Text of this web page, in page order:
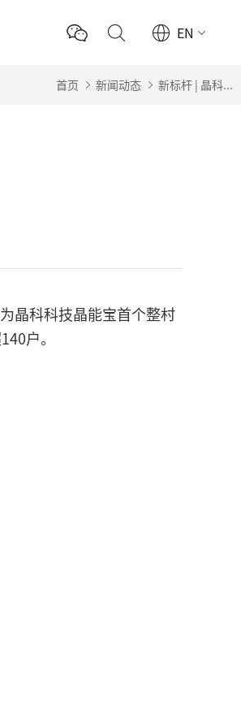
EN
首页 新闻动态 新标杆 | 晶科...
晶科科技晶能宝首个整村
户。